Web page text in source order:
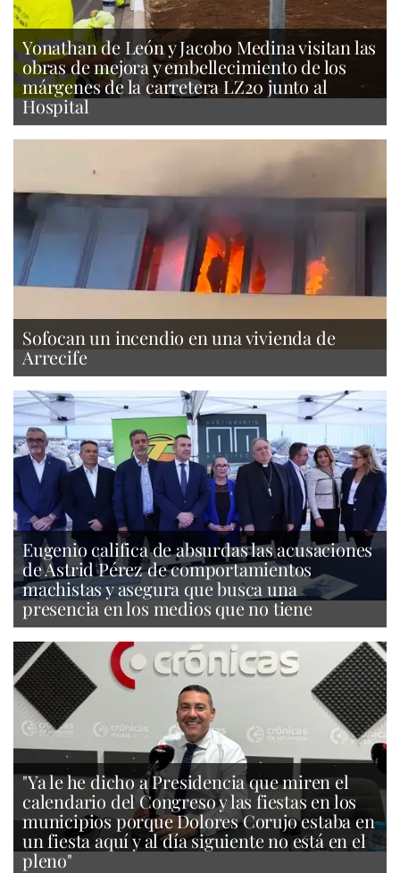
Yonathan de León y Jacobo Medina visitan las
obras de mejora y embellecimiento de los
márgenes de la carretera LZ20 junto al
Hospital
Sofocan un incendio en una vivienda de
Arrecife
Eugenio califica de absurdas las acusaciones
de Astrid Pérez de comportamientos
machistas y asegura que busca una
presencia en los medios que no tiene
"Ya le he dicho a Presidencia que miren el
calendario del Congreso y las fiestas en los
municipios porque Dolores Corujo estaba en
un fiesta aquí y al día siguiente no está en el
pleno"